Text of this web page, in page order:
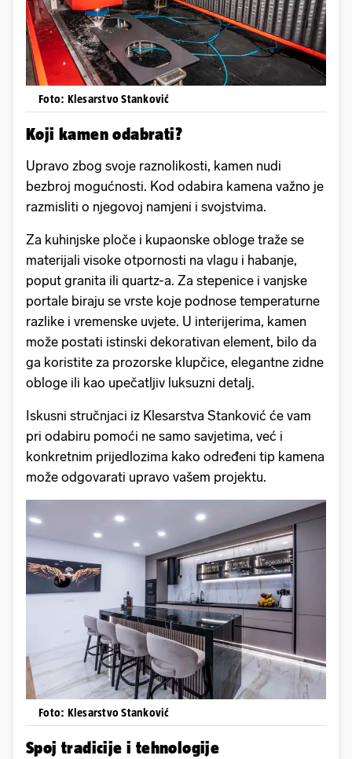
Foto: Klesarstvo Stanković
Koji kamen odabrati?
Upravo zbog svoje raznolikosti, kamen nudi
bezbroj mogućnosti. Kod odabira kamena važno je
razmisliti o njegovoj namjeni i svojstvima.
Za kuhinjske ploče i kupaonske obloge traže se
materijali visoke otpornosti na vlagu i habanje,
poput granita ili quartz-a. Za stepenice i vanjske
portale biraju se vrste koje podnose temperaturne
razlike i vremenske uvjete. U interijerima, kamen
može postati istinski dekorativan element, bilo da
ga koristite za prozorske klupčice, elegantne zidne
obloge ili kao upečatljiv luksuzni detalj.
Iskusni stručnjaci iz Klesarstva Stanković će vam
pri odabiru pomoći ne samo savjetima, već i
konkretnim prijedlozima kako određeni tip kamena
može odgovarati upravo vašem projektu.
Foto: Klesarstvo Stanković
Spoj tradicije i tehnologije